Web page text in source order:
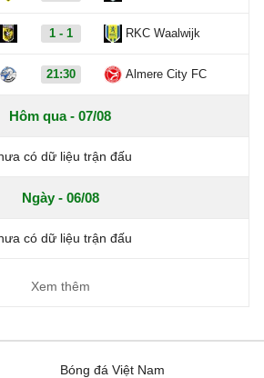
1 - 1 RKC Waalwijk
21:30 Almere City FC
Hôm qua - 07/08
có dữ liệu trận đấu
Ngày - 06/08
có dữ liệu trận đấu
Xem thêm
Bóng đá Việt Nam